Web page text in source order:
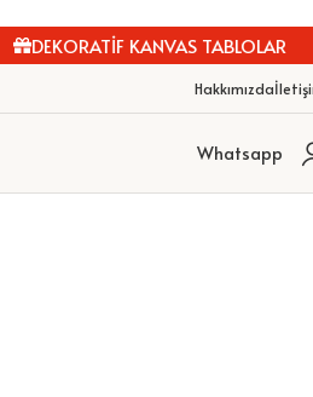
DEKORATİF KANVAS TABLOLAR
Hakkımızda
Whatsapp